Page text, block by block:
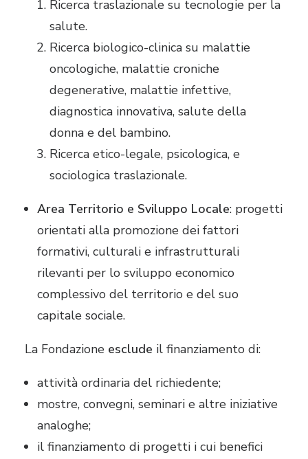
Ricerca traslazionale su tecnologie per la
salute.
Ricerca biologico-clinica su malattie
oncologiche, malattie croniche
degenerative, malattie infettive,
diagnostica innovativa, salute della
donna e del bambino.
Ricerca etico-legale, psicologica, e
sociologica traslazionale.
Area Territorio e Sviluppo Locale: progetti
orientati alla promozione dei fattori
formativi, culturali e infrastrutturali
rilevanti per lo sviluppo economico
complessivo del territorio e del suo
capitale sociale.
La Fondazione esclude il finanziamento di:
attività ordinaria del richiedente;
mostre, convegni, seminari e altre iniziative
analoghe;
il finanziamento di progetti i cui benefici